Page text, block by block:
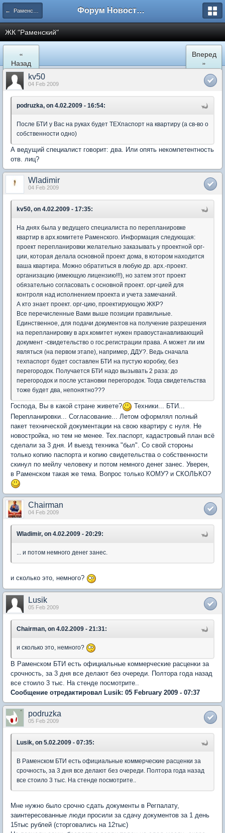
← Раменское Форум Новостройки
ЖК "Рaменский"
«
Назад
Вперед
»
kv50
04 Feb 2009
podruzka, on 4.02.2009 - 16:54:
После БТИ у Вас на руках будет ТЕХпаспорт на квартиру (а св-во о
собственности одно)
А ведущий специалист говорит: два. Или опять некомпетентность
отв. лиц?
Wladimir
04 Feb 2009
kv50, on 4.02.2009 - 17:35:
На днях была у ведущего специалиста по перепланировке
квартир в арх.комитете Раменского. Информация следующая:
проект перепланировки желательно заказывать у проектной орг-
ции, которая делала основной проект дома, в котором находится
ваша квартира. Можно обратиться в любую др. арх.-проект.
организацию (имеющую лицензию!!!), но затем этот проект
обязательно согласовать с основной проект. орг-цией для
контроля над исполнением проекта и учета замечаний.
А кто знает проект. орг-цию, проектирующую ЖКР?
Все перечисленные Вами выше позиции правильные.
Единственное, для подачи документов на получение разрешения
на перепланировку в арх.комитет нужен правоустанавливающий
документ -свидетельство о гос.регистрации права. А может ли им
являться (на первом этапе), например, ДДУ?. Ведь сначала
техпаспорт будет составлен БТИ на пустую коробку, без
перегородок. Получается БТИ надо вызывать 2 раза: до
перегородок и после установки перегородок. Тогда свидетельства
тоже будет два, непонятно???
Господа, Вы в какой стране живете?
Техники... БТИ...
Перепланировки... Согласование... Летом оформлял полный
пакет технической документации на свою квартиру с нуля. Не
новостройка, но тем не менее. Тех.паспорт, кадастровый план всё
сделали за 3 дня. И выезд техника "был". Со свой стороны
только копию паспорта и копию свидетельства о собственности
скинул по мейлу человеку и потом немного денег занес. Уверен,
в Раменском такая же тема. Вопрос только КОМУ? и СКОЛЬКО?
Chairman
04 Feb 2009
Wladimir, on 4.02.2009 - 20:29:
... и потом немного денег занес.
и сколько это, немного?
Lusik
05 Feb 2009
Chairman, on 4.02.2009 - 21:31:
и сколько это, немного?
В Раменском БТИ есть официальные коммерческие расценки за
срочность, за 3 дня все делают без очереди. Полтора года назад
все стоило 3 тыс. На стенде посмотрите..
Сообщение отредактировал Lusik: 05 February 2009 - 07:37
podruzka
05 Feb 2009
Lusik, on 5.02.2009 - 07:35:
В Раменском БТИ есть официальные коммерческие расценки за
срочность, за 3 дня все делают без очереди. Полтора года назад
все стоило 3 тыс. На стенде посмотрите..
Мне нужно было срочно сдать документы в Регпалату,
заинтересованные люди просили за сдачу документов за 1 день
15тыс рублей (сторговались на 12тыс)